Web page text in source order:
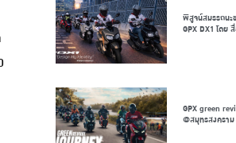
พิสูจน์สมรรถนะ
GPX DX1 โดย
GPX green
@สมุทรสงคราม